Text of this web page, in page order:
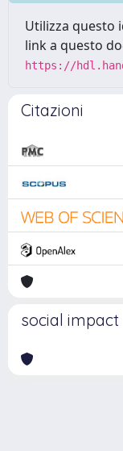
Utilizza questo
link a questo
https://
Citazioni
social impact